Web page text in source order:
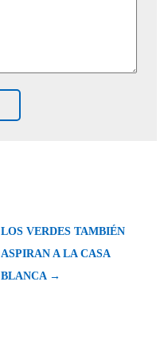
LOS VERDES TAMBIÉN
ASPIRAN A LA CASA
BLANCA →